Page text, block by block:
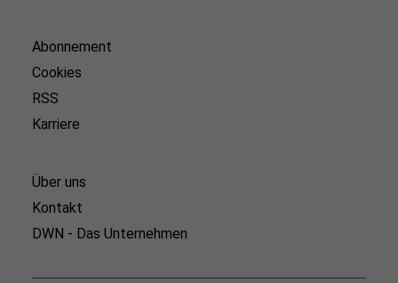
Abonnement
Cookies
RSS
Karriere
Über uns
Kontakt
DWN - Das Unternehmen